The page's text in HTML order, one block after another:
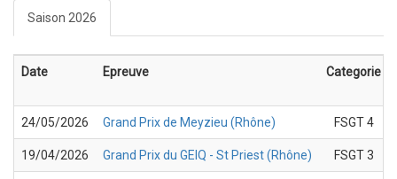
Saison 2026
Date Epreuve Categorie
24/05/2026 Grand Prix de Meyzieu (Rhône) FSGT 4
19/04/2026 Grand Prix du GEIQ - St Priest (Rhône) FSGT 3